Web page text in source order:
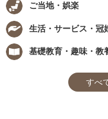
ご当地・娯楽
生活・サービス・冠
基礎教育・趣味・教
すべ